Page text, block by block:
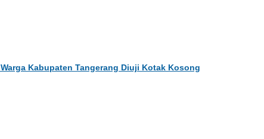
Warga Kabupaten Tangerang Diuji Kotak Kosong